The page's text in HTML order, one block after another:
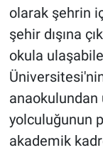
olarak şehrin
şehir dışına
okula
yolculuğunun
akademik